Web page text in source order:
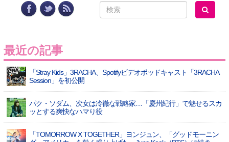
最近の記事
「Stray Kids」3RACHA、Spotifyビデオポッドキャスト「3RACHA
Session」を初公開
パク・ソダム、次女は冷徹な戦略家…「慶州紀行」で魅せるスカ
ッとする爽快なハマり役
「TOMORROW X TOGETHER」ヨンジュン、「グッドモーニン